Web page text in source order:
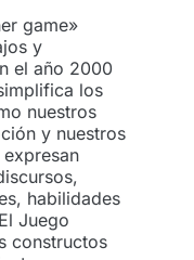
game»
y
el año 2000
los
nuestros
y nuestros
habilidades
Juego
constructos